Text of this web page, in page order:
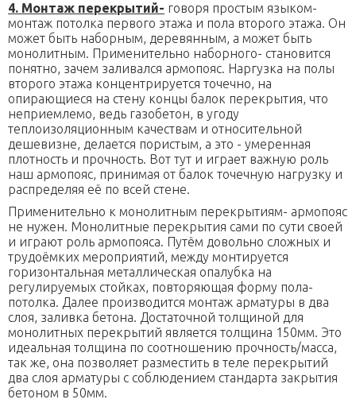
4. Монтаж перекрытий- говоря простым языком-
монтаж потолка первого этажа и пола второго этажа. Он
может быть наборным, деревянным, а может быть
монолитным. Применительно наборного- становится
понятно, зачем заливался армопояс. Наргузка на полы
второго этажа концентрируется точечно, на
опирающиеся на стену концы балок перекрытия, что
неприемлемо, ведь газобетон, в угоду
теплоизоляционным качествам и относительной
дешевизне, делается пористым, а это - умеренная
плотность и прочность. Вот тут и играет важную роль
наш армопояс, принимая от балок точечную нагрузку и
распределяя её по всей стене.
Применительно к монолитным перекрытиям- армопояс
не нужен. Монолитные перекрытия сами по сути своей
и играют роль армопояса. Путём довольно сложных и
трудоёмких мероприятий, между монтируется
горизонтальная металлическая опалубка на
регулируемых стойках, повторяющая форму пола-
потолка. Далее производится монтаж арматуры в два
слоя, заливка бетона. Достаточной толщиной для
монолитных перекрытий является толщина 150мм. Это
идеальная толщина по соотношению прочность/масса,
так же, она позволяет разместить в теле перекрытий
два слоя арматуры с соблюдением стандарта закрытия
бетоном в 50мм.